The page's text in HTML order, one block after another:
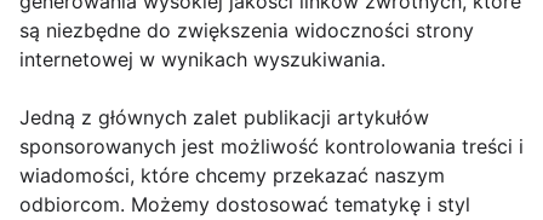
są niezbędne do zwiększenia widoczności strony
internetowej w wynikach wyszukiwania.
Jedną z głównych zalet publikacji artykułów
sponsorowanych jest możliwość kontrolowania treści i
wiadomości, które chcemy przekazać naszym
odbiorcom. Możemy dostosować tematykę i styl